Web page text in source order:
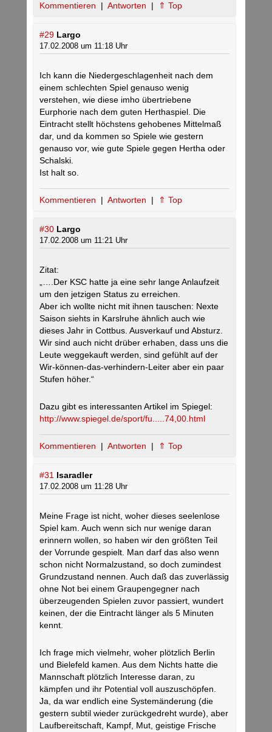
Kommentieren | Antworten | ⇑ Top
#29 Largo
17.02.2008 um 11:18 Uhr
Ich kann die Niedergeschlagenheit nach dem
einem schlechten Spiel genauso wenig
verstehen, wie diese imho übertriebene
Eurphorie nach dem guten Herthaspiel. Die
Eintracht stellt höchstens gehobenes Mittelmaß
dar, und da kommen so Spiele wie gestern
genauso vor, wie gute Spiele gegen Hertha oder
Schalski.
Ist halt so.
Kommentieren | Antworten | ⇑ Top
#30 Largo
17.02.2008 um 11:21 Uhr
Zitat:
„….Der KSC hatte ja eine sehr lange Anlaufzeit
um den jetzigen Status zu erreichen.
Aber ich wollte nicht mit ihnen tauschen: Nexte
Saison siehts in Karslruhe ähnlich auch wie
dieses Jahr in Cottbus. Ausverkauf und Absturz.
Wir sind auch nicht drüber erhaben, dass uns die
Leute weggekauft werden, sind gefühlt auf der
Wir-können-das-verhindern-Leiter aber ein paar
Stufen höher.“
Dazu gibt es interessanten Artikel im Spiegel:
http://www.spiegel.de/sport/fu.....74,00.html
Kommentieren | Antworten | ⇑ Top
#31 Isaradler
17.02.2008 um 11:28 Uhr
Meine Frage ist nicht, woher dieses seelenlose
Spiel kam. Auch wenn sich nur wenige daran
erinnern wollen, so haben wir den größten Teil
der Vorrunde gespielt. Man darf das also wenn
schon nicht Normalzustand, so doch zumindest
Grundzustand nennen. Auch daß das zuverlässig
ohne Not bei einem Graupengegner nach
überzeugenden Spielen zuvor passiert, wundert
keinen, der die Eintracht länger als 5 Minuten
kennt.
Ich frage mich vielmehr, woher plötzlich Berlin
und Bielefeld kamen. Aus dem Nichts hatte die
Mannschaft plötzlich Interesse daran, zu
kämpfen und ihr Potential voll auszuschöpfen.
Ja, da war endlich eine Systemänderung (die
gestern subtil wieder zurückgedreht wurde), aber
Laufbereitschaft, Kampf, Mut, geistige Frische